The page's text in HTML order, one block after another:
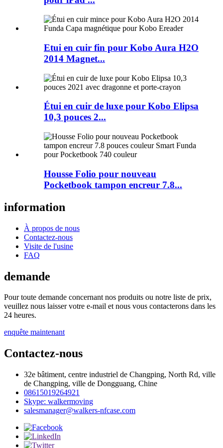
Etui en cuir fin pour Kobo Aura H2O
2014 Magnet...
Étui en cuir de luxe pour Kobo Elipsa
10,3 pouces 2...
Housse Folio pour nouveau
Pocketbook tampon encreur 7.8...
information
À propos de nous
Contactez-nous
Visite de l'usine
FAQ
demande
Pour toute demande concernant nos produits ou notre liste de prix,
veuillez nous laisser votre e-mail et nous vous contacterons dans les
24 heures.
enquête maintenant
Contactez-nous
32e bâtiment, centre industriel de Changping, North Rd, ville
de Changping, ville de Dongguang, Chine
08615019264921
Skype: walkermoving
salesmanager@walkers-nfcase.com